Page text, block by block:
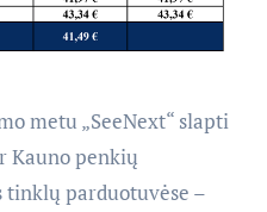
metu „SeeNext“ slapti
Kauno penkių
tinklų parduotuvėse –